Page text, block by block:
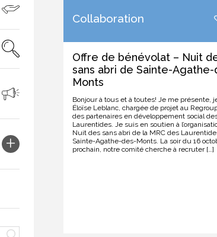
Collaboration
Offre de bénévolat – Nuit
sans abri de Sainte-Agathe-
Monts
Bonjour à tous et à toutes! Je me présente,
Éloïse Leblanc, chargée de projet au
des partenaires en développement social
Laurentides. Je suis en soutien à
Nuit des sans abri de la MRC des
Sainte-Agathe-des-Monts. La soir du 16
prochain, notre comité cherche à recruter […]